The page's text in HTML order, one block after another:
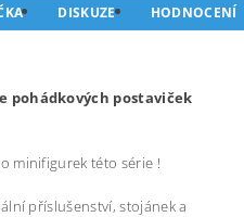
DISKUZE HODNOCENÍ
pohádkových postaviček
minifigurek této série !
příslušenství, stojánek a